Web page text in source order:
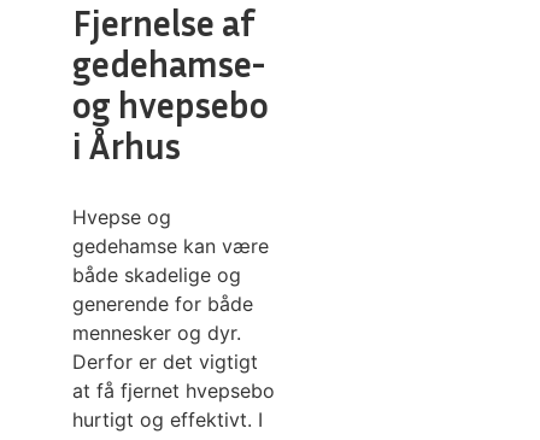
Fjernelse af
gedehamse-
og hvepsebo
i Århus
Hvepse og
gedehamse kan være
både skadelige og
generende for både
mennesker og dyr.
Derfor er det vigtigt
at få fjernet hvepsebo
hurtigt og effektivt. I